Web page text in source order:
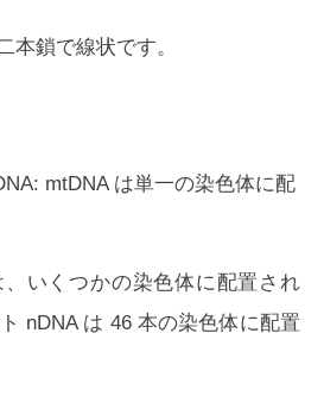
本鎖で線状です。
mtDNA は単一の染色体に配
、いくつかの染色体に配置され
nDNA は 46 本の染色体に配置